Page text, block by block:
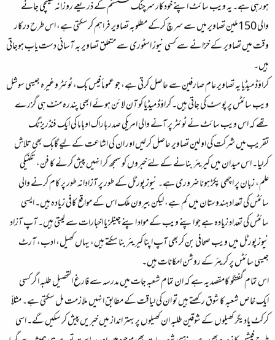
ہورہی ہے۔ یہ ویب سائٹ اپنے خودکار سرچنگ سسٹم کے ذریعے روزانہ کھینچی جانے
والی 150ملین تصاویر میں سے سرچ کرکے مطلوبہ تصاویر فراہم کرسکتی ہے، اس طرح درکار
وقت میں تصاویر کے خزانے سے کسی نیوز اسٹوری سے متعلق تصاویر بہ آسانی دست یاب ہوجاتی
ہیں۔
کراؤڈ میڈیا یہ تصاویر عام صارفین سے حاصل کرتی ہے، جو عموماً فیس بک، ٹوئٹر وغیرہ جیسی سوشل
ویب سائٹس پر پوسٹ کی جاتی ہیں۔ کراؤڈ میڈیا کو آن لائن ہوئے ابھی پندرہ منٹ ہی گزرے
تھے کہ اس ویب سائٹ نے ٹوئٹر پر آنے والی امریکی صدر باراک اوباما کی ایک فنڈریزنگ
تقریب میں شرکت کی اولین تصاویر حاصل کرلیں اور ان کی اشاعت کے لیے گاہک بھی تلاش
کرلیا۔ اس میدان میں کیریئر بنانے کے لئے خبروں کو سمجھ کر انہیں پیش کرنے کا فن، تکنیکی
علم، زبان پر اچھی پکڑ ہونا ضروری ہے۔ نیوز پورٹل کے طور پر آزادانہ طور پر کام کرنے والی
سائٹس کی تعداد ہندوستان میں کم ہے، لیکن بیرون ملک اس کے مواقع کافی زیادہ ہیں۔ ایسی
سائٹس کی تعداد زیادہ ہے جو اپنے ویب کے مواد اپنے چینلز یا اخبارات سے لیتی ہیں۔ آپ آزاد
نیوز پورٹل میں ویب صحافی بن کربھی آپ اپنا کیریئر بنا سکتے ہیں، یہاں کھیل، ادب، آرٹ
جیسی سائٹس پر کریئر کے روشن امکانات ہیں۔
اس تمام گفتگو کامقصد یہ ہے کہ ان تمام شعبہ جات میں مدرسہ سے فارغ التحصیل طلبہ اگر کسی
ایک خاص شعبہ کا شوق رکھتے ہیں تو ان کی لیاقت کے مطابق انہیں ملازمت مل سکتی ہے۔ مثلاً
کرکٹ یادیگر کھیلوں کے شوقین طلبہ ان کھیلوں پر بہتر انداز میں خبریں پیش کر سکیں گے۔ اسی